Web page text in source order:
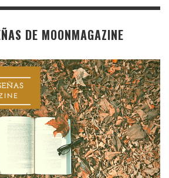
DE MOONMAGAZINE